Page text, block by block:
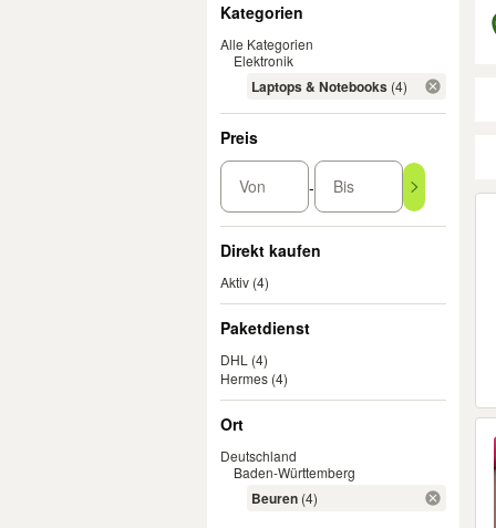
Kategorien
Alle Kategorien
Elektronik
Laptops & Notebooks (4)
Preis
Von - Bis
Direkt kaufen
Aktiv (4)
Paketdienst
DHL (4)
Hermes (4)
Ort
Deutschland
Baden-Württemberg
Beuren (4)